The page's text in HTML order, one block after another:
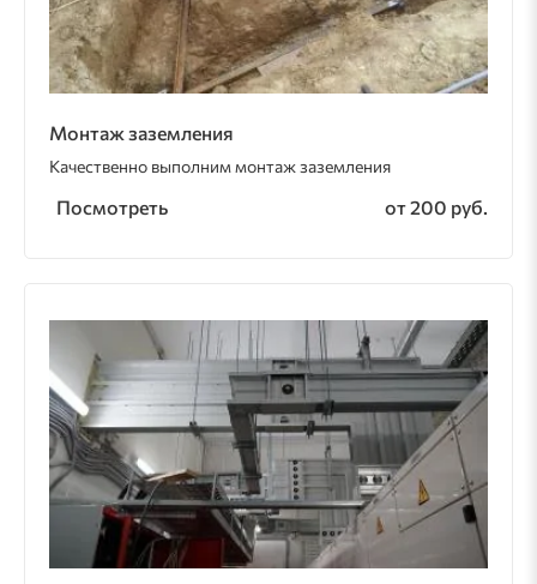
Монтаж заземления
Качественно выполним монтаж заземления
Посмотреть от 200 руб.